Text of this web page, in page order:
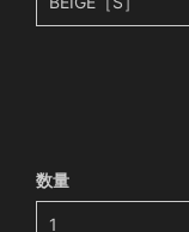
数量